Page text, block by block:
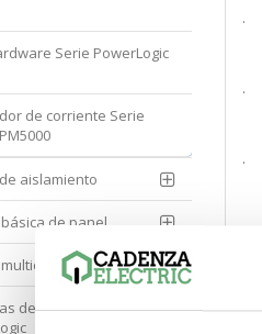
.
.
.
Serie PowerLogic
de corriente Serie
aislamiento
de panel
de comunicación